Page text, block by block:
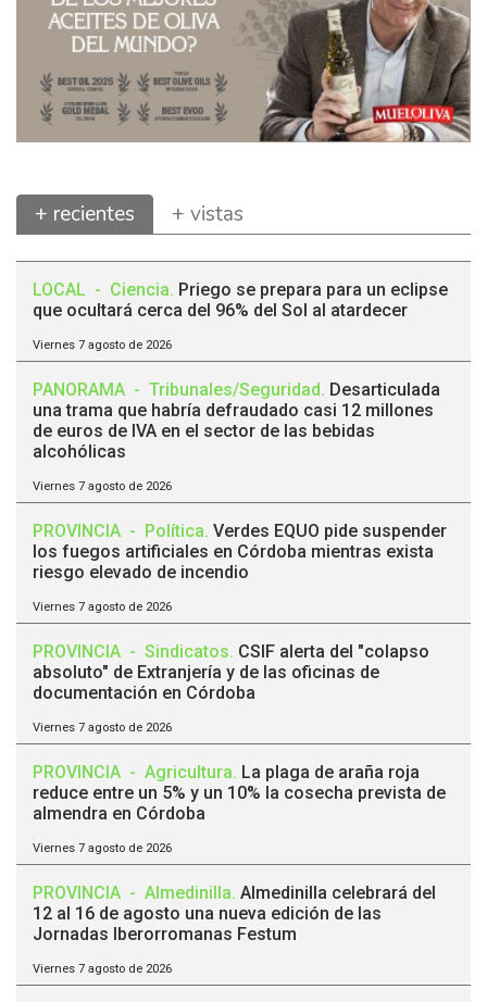
+ recientes + vistas
LOCAL - Ciencia. Priego se prepara para un eclipse
que ocultará cerca del 96% del Sol al atardecer
Viernes 7 agosto de 2026
PANORAMA - Tribunales/Seguridad. Desarticulada
una trama que habría defraudado casi 12 millones
de euros de IVA en el sector de las bebidas
alcohólicas
Viernes 7 agosto de 2026
PROVINCIA - Política. Verdes EQUO pide suspender
los fuegos artificiales en Córdoba mientras exista
riesgo elevado de incendio
Viernes 7 agosto de 2026
PROVINCIA - Sindicatos. CSIF alerta del "colapso
absoluto" de Extranjería y de las oficinas de
documentación en Córdoba
Viernes 7 agosto de 2026
PROVINCIA - Agricultura. La plaga de araña roja
reduce entre un 5% y un 10% la cosecha prevista de
almendra en Córdoba
Viernes 7 agosto de 2026
PROVINCIA - Almedinilla. Almedinilla celebrará del
12 al 16 de agosto una nueva edición de las
Jornadas Iberorromanas Festum
Viernes 7 agosto de 2026